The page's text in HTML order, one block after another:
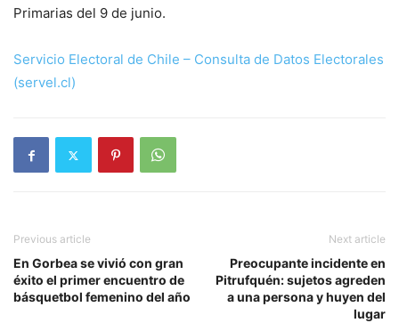
Primarias del 9 de junio.
Servicio Electoral de Chile – Consulta de Datos Electorales
(servel.cl)
Previous article
En Gorbea se vivió con gran
éxito el primer encuentro de
básquetbol femenino del año
Next article
Preocupante incidente en
Pitrufquén: sujetos agreden
a una persona y huyen del
lugar